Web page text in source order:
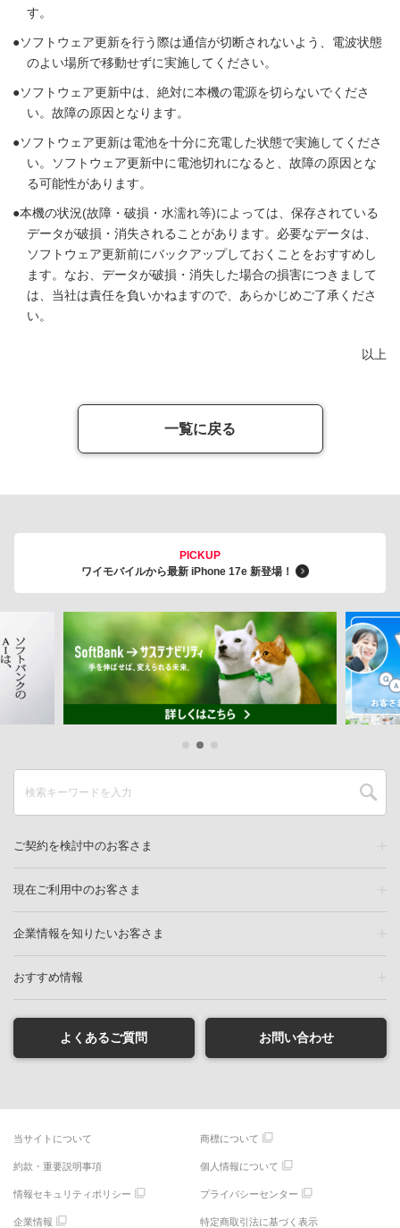
す。
ソフトウェア更新を行う際は通信が切断されないよう、電波状態
のよい場所で移動せずに実施してください。
ソフトウェア更新中は、絶対に本機の電源を切らないでくださ
い。故障の原因となります。
ソフトウェア更新は電池を十分に充電した状態で実施してくださ
い。ソフトウェア更新中に電池切れになると、故障の原因とな
る可能性があります。
本機の状況(故障・破損・水濡れ等)によっては、保存されている
データが破損・消失されることがあります。必要なデータは、
ソフトウェア更新前にバックアップしておくことをおすすめし
ます。なお、データが破損・消失した場合の損害につきまして
は、当社は責任を負いかねますので、あらかじめご了承くださ
い。
以上
一覧に戻る
PICKUP
ワイモバイルから最新 iPhone 17e 新登場！
ご契約を検討中のお客さま
現在ご利用中のお客さま
企業情報を知りたいお客さま
おすすめ情報
よくあるご質問 お問い合わせ
当サイトについて 商標について
約款・重要説明事項 個人情報について
情報セキュリティポリシー プライバシーセンター
企業情報 特定商取引法に基づく表示